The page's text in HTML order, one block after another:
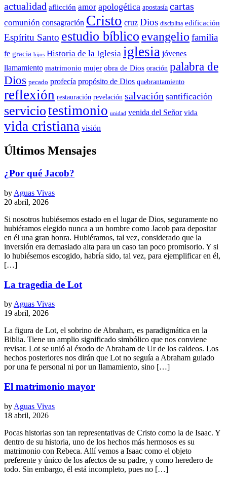
actualidad aflicción amor apologética apostasía cartas
comunión consagración Cristo cruz Dios disciplina edificación
Espíritu Santo estudio bíblico evangelio familia
fe gracia hijos Historia de la Iglesia iglesia jóvenes
llamamiento matrimonio mujer obra de Dios oración palabra de
Dios pecado profecía propósito de Dios quebrantamiento
reflexión restauración revelación salvación santificación
serviciotestimonio unidad venida del Señor vida
vida cristiana visión
Últimos Mensajes
¿Por qué Jacob?
by Aguas Vivas
20 abril, 2026
Si nosotros hubiésemos estado en el lugar de Dios, seguramente no
hubiéramos elegido nunca a un hombre como Jacob para depositar
en él una gran honra. Hubiéramos, tal vez, considerado que la
inversión era demasiado alta para un caso tan poco promisorio. Y si
lo hubiésemos escogido, habría sido, tal vez, para ejemplificar en él,
[…]
La tragedia de Lot
byAguas Vivas
19 abril, 2026
La figura de Lot, el sobrino de Abraham, es paradigmática en la
Biblia. Tiene un amplio significado simbólico que nos conviene
revisar. Lot se unió al éxodo de Abraham de Ur de los caldeos. Los
hechos posteriores nos dirán que Lot no seguía a Abraham guiado
por una fe personal ni por un llamamiento, sino […]
El matrimonio mayor
by Aguas Vivas
18 abril, 2026
Pocas historias son tan representativas de Cristo como la de Isaac. Y
dentro de su historia, uno de los hechos más hermosos es su
matrimonio con Rebeca. Allí vemos a Isaac como el objeto
preferente y único de los afectos de su padre, y como heredero de
todo. Sin embargo, él está incompleto, pues no […]